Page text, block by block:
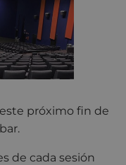
próximo fin de
de cada sesión